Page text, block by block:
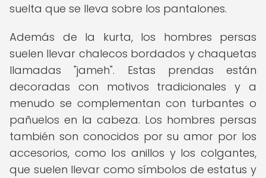
suelta que se lleva sobre los pantalones.
Además de la kurta, los hombres persas
suelen llevar chalecos bordados y chaquetas
llamadas "jameh". Estas prendas están
decoradas con motivos tradicionales y a
menudo se complementan con turbantes o
pañuelos en la cabeza. Los hombres persas
también son conocidos por su amor por los
accesorios, como los anillos y los colgantes,
que suelen llevar como símbolos de estatus y